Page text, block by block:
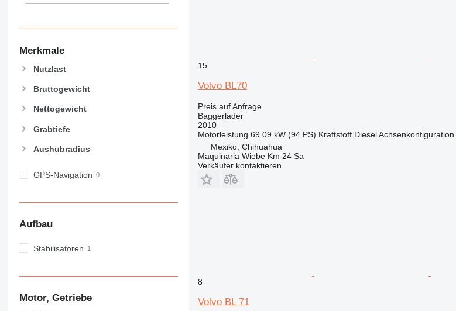
Merkmale
Nutzlast
Bruttogewicht
Nettogewicht
Grabtiefe
Aushubradius
GPS-Navigation
Aufbau
Stabilisatoren
Motor, Getriebe
15
Volvo BL70
Preis auf Anfrage
Baggerlader
2010
Motorleistung 69.09 kW (94 PS) Kraftstoff Diesel Achsenkonfiguration
Mexiko, Chihuahua
Maquinaria Wiebe Km 24 Sa
Verkäufer kontaktieren
8
Volvo BL 71